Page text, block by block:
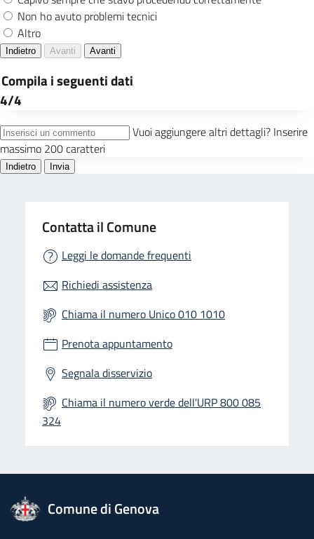
Contatta il Comune
Leggi le domande frequenti
Richiedi assistenza
Chiama il numero Unico 010 1010
Prenota appuntamento
Segnala disservizio
Chiama il numero verde dell'URP 800 085
324
logo Unione Europea
Comune di Genova